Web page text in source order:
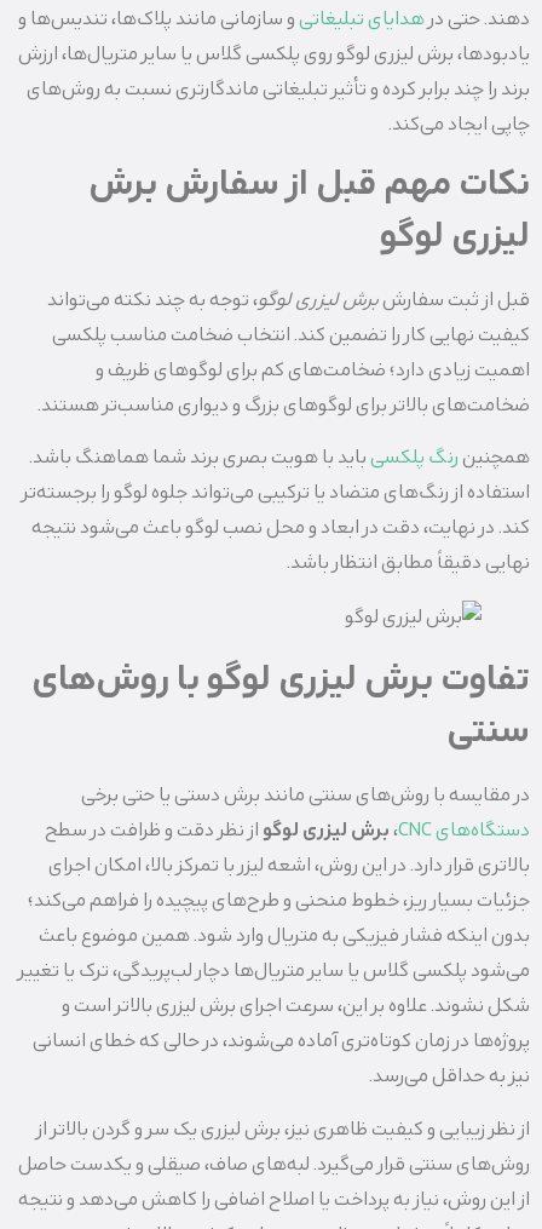
دهند. حتی در هدایای تبلیغاتیو سازمانی مانند پلاک‌ها، تندیس‌ها و
یادبودها، برش لیزری لوگو روی پلکسی گلاس یا سایر متریال‌ها، ارزش
برند را چند برابر کرده و تأثیر تبلیغاتی ماندگارتری نسبت به روش‌های
چاپی ایجاد می‌کند.
نکات مهم قبل از سفارش برش
لیزری لوگو
قبل از ثبت سفارشبرش لیزری لوگو، توجه به چند نکته می‌تواند
کیفیت نهایی کار را تضمین کند. انتخاب ضخامت مناسب پلکسی
اهمیت زیادی دارد؛ ضخامت‌های کم برای لوگوهای ظریف و
ضخامت‌های بالاتر برای لوگوهای بزرگ و دیواری مناسب‌تر هستند.
همچنین رنگ پلکسیباید با هویت بصری برند شما هماهنگ باشد.
استفاده از رنگ‌های متضاد یا ترکیبی می‌تواند جلوه لوگو را برجسته‌تر
کند. در نهایت، دقت در ابعاد و محل نصب لوگو باعث می‌شود نتیجه
نهایی دقیقاً مطابق انتظار باشد.
تفاوت برش لیزری لوگو با روش‌های
سنتی
در مقایسه با روش‌های سنتی مانند برش دستی یا حتی برخی
دستگاه‌های CNC
،برش لیزری لوگواز نظر دقت و ظرافت در سطح
بالاتری قرار دارد. در این روش، اشعه لیزر با تمرکز بالا، امکان اجرای
جزئیات بسیار ریز، خطوط منحنی و طرح‌های پیچیده را فراهم می‌کند؛
بدون اینکه فشار فیزیکی به متریال وارد شود. همین موضوع باعث
می‌شود پلکسی گلاس یا سایر متریال‌ها دچار لب‌پریدگی، ترک یا تغییر
شکل نشوند. علاوه بر این، سرعت اجرای برش لیزری بالاتر است و
پروژه‌ها در زمان کوتاه‌تری آماده می‌شوند، در حالی که خطای انسانی
نیز به حداقل می‌رسد.
از نظر زیبایی و کیفیت ظاهری نیز، برش لیزری یک سر و گردن بالاتر از
روش‌های سنتی قرار می‌گیرد. لبه‌های صاف، صیقلی و یکدست حاصل
از این روش، نیاز به پرداخت یا اصلاح اضافی را کاهش می‌دهد و نتیجه